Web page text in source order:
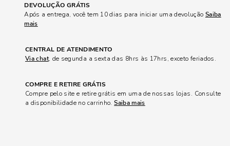
DEVOLUÇÃO GRÁTIS
Após a entrega, você tem 10 dias para iniciar uma devolução Saiba
mais
CENTRAL DE ATENDIMENTO
Via chat, de segunda a sexta das 8hrs às 17hrs, exceto feriados.
COMPRE E RETIRE GRÁTIS
Compre pelo site e retire grátis em uma de nossas lojas. Consulte
a disponibilidade no carrinho.Saiba mais